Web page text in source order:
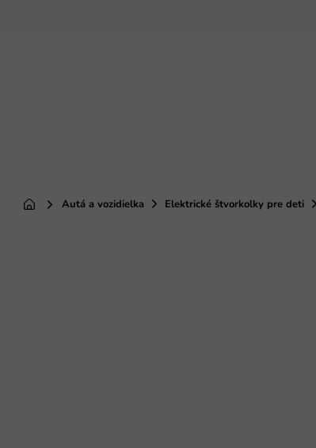
DomovAutá a vozidielka Elektrické štvorkolky pre deti